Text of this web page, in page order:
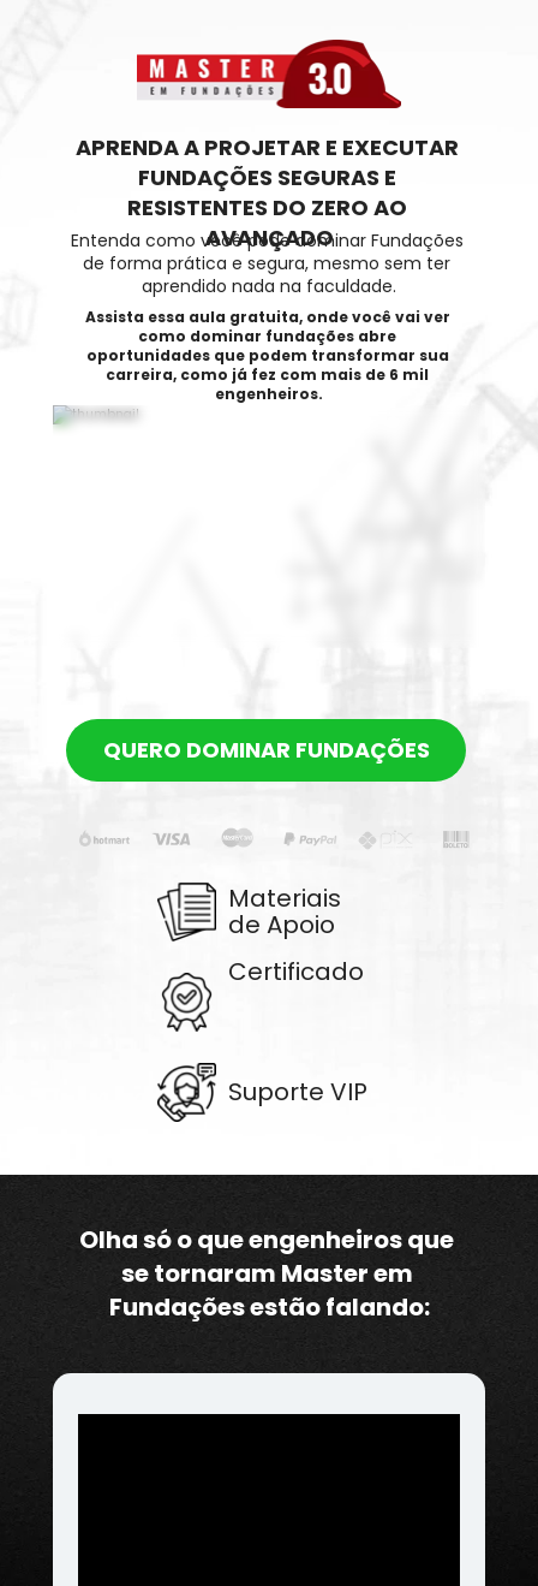
APRENDA A PROJETAR E EXECUTAR
FUNDAÇÕES SEGURAS E
RESISTENTES DO ZERO AO
AVANÇADO
Entenda como você pode dominar Fundações
de forma prática e segura, mesmo sem ter
aprendido nada na faculdade.
Assista essa aula gratuita, onde você vai ver
como dominar fundações abre
oportunidades que podem transformar sua
carreira, como já fez com mais de 6 mil
engenheiros.
QUERO DOMINAR FUNDAÇÕES
Certificado
Materiais
de Apoio
Suporte VIP
Olha só o que engenheiros que
se tornaram Master em
Fundações estão falando: